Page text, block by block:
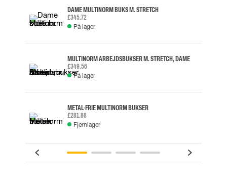
DAME MULTINORM BUKS M. STRETCH
£345.72
På lager
MULTINORM ARBEJDSBUKSER M. STRETCH, DAME
£349.56
På lager
METAL-FRIE MULTINORM BUKSER
£281.88
Fjernlager